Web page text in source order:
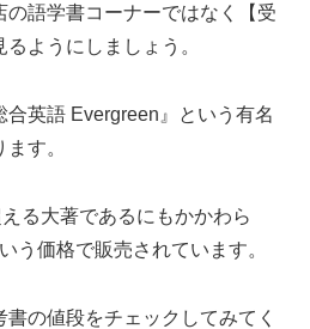
語学書コーナーではなく【受
ようにしましょう。
英語 Evergreen』という有名
す。
る大著であるにもかかわら
う価格で販売されています。
の値段をチェックしてみてく